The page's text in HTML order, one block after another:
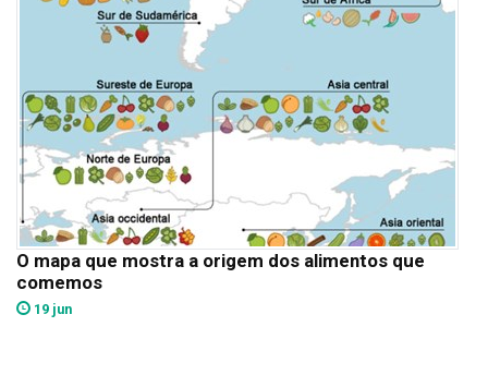
O mapa que mostra a origem dos alimentos que
comemos
19 jun